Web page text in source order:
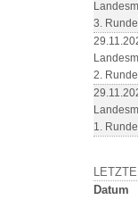
3.
2.
1.
Datum